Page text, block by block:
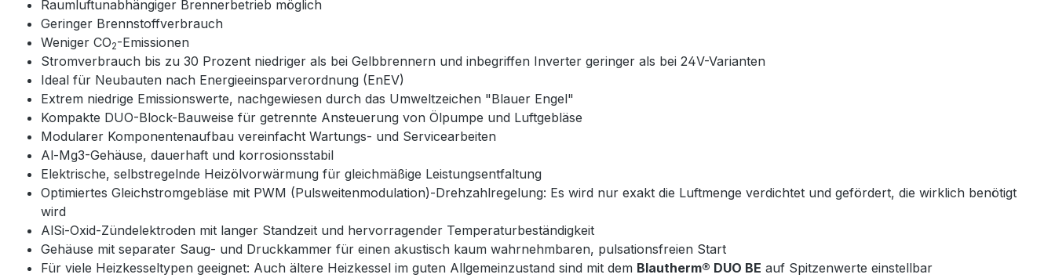
Raumluftunabhängiger Brennerbetrieb möglich
Geringer Brennstoffverbrauch
Weniger CO2-Emissionen
Stromverbrauch bis zu 30 Prozent niedriger als bei Gelbbrennern und inbegriffen Inverter geringer als bei 24V-Varianten
Ideal für Neubauten nach Energieeinsparverordnung (EnEV)
Extrem niedrige Emissionswerte, nachgewiesen durch das Umweltzeichen "Blauer Engel"
Kompakte DUO-Block-Bauweise für getrennte Ansteuerung von Ölpumpe und Luftgebläse
Modularer Komponentenaufbau vereinfacht Wartungs- und Servicearbeiten
Al-Mg3-Gehäuse, dauerhaft und korrosionsstabil
Elektrische, selbstregelnde Heizölvorwärmung für gleichmäßige Leistungsentfaltung
Optimiertes Gleichstromgebläse mit PWM (Pulsweitenmodulation)-Drehzahlregelung: Es wird nur exakt die Luftmenge verdichtet und gefördert, die wirklich benötigt
wird
AlSi-Oxid-Zündelektroden mit langer Standzeit und hervorragender Temperaturbeständigkeit
Gehäuse mit separater Saug- und Druckkammer für einen akustisch kaum wahrnehmbaren, pulsationsfreien Start
Für viele Heizkesseltypen geeignet: Auch ältere Heizkessel im guten Allgemeinzustand sind mit dem Blautherm® DUO BE auf Spitzenwerte einstellbar